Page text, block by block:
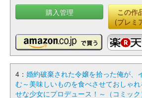
購入管理
この作
(プレミ
4： 婚約破棄された令嬢を拾った俺が、
む～美味しいものを食べさせておしゃ
せな少女にプロデュース！～（コミッ